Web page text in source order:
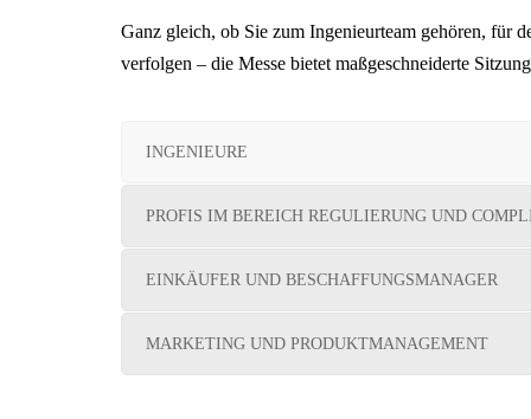
Ganz gleich, ob Sie zum Ingenieurteam gehören, für
verfolgen – die Messe bietet maßgeschneiderte
INGENIEURE
PROFIS IM BEREICH REGULIERUNG UND
EINKÄUFER UND BESCHAFFUNGSMANAGER
MARKETING UND PRODUKTMANAGEMENT